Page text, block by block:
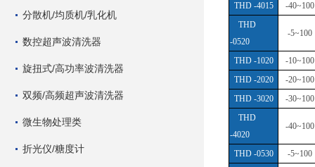
分散机/均质机/乳化机
数控超声波清洗器
旋扭式/高功率波清洗器
双频/高频超声波清洗器
微生物处理类
折光仪/糖度计
THD -4015
-40~100
THD
-0520
-5~100
THD -1020
-10~100
THD -2020
-20~100
THD -3020
-30~100
THD
-4020
-40~100
THD -0530
-5~100